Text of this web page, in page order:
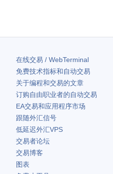
在线交易 / WebTerminal
免费技术指标和自动交易
关于编程和交易的文章
订购自由职业者的自动交易
EA交易和应用程序市场
跟随外汇信号
低延迟外汇VPS
交易者论坛
交易博客
图表